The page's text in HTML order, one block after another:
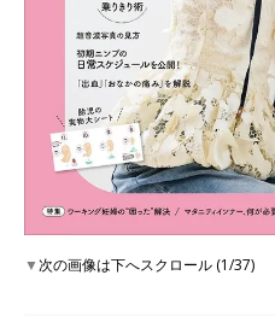
▼次の画像は下へスクロール (1/37)